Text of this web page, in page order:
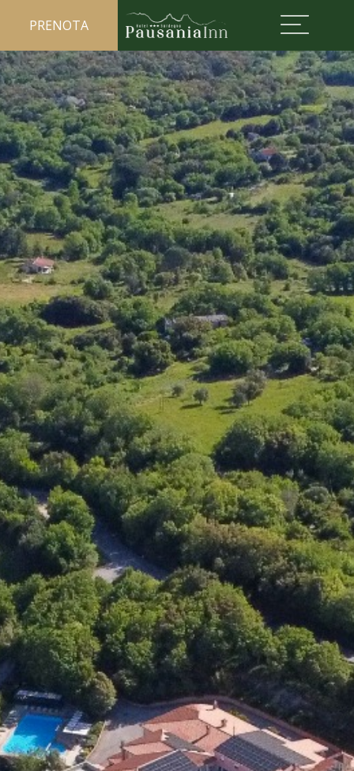
PRENOTA